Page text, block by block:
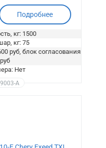
Подробнее
кг: 1500
кг: 75
руб, блок согласования
Нет
A